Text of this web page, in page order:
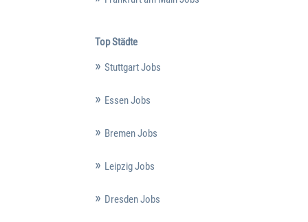
Top Städte
Stuttgart Jobs
Essen Jobs
Bremen Jobs
Leipzig Jobs
Dresden Jobs